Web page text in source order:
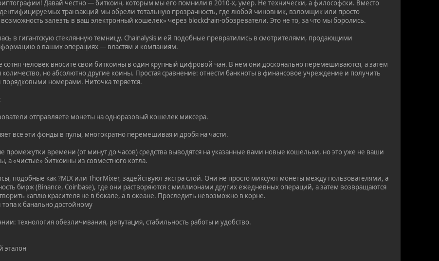
Давай честно — биткоин, которым мы его помнили в 2010-х, умер. Не технически, а философски. Вместо
транзакций мы обрели тотальную прозрачность, где любой чиновник, взломщик или просто
залезть в ваш электронный кошелек» через blockchain-обозреватели. Это не то, за что мы боролись.
в гигантскую стеклянную темницу. Chainalysis и ей подобные превратились в смотрителями, продающими
о ваших операциях — властям и компаниям.
сотня человек вносите свои биткоины в один крупный цифровой чан. В нем они досконально перемешиваются, а затем
количество, но абсолютно другие коины. Простая сравнение: отнести банкноты в финансовое учреждение и получить
номерами. Ниточка теряется.
отправляете монеты на одноразовый кошелек миксера.
все эти фонды в пулы, многократно перемешивая и дробя на части.
промежутки времени (от минут до часов) средства выводятся на указанные вами новые кошельки, но это уже не ваши
а «чистые» биткоины из совместного котла.
подобные как ?MIX или ThorMixer, задействуют экстра слой. Они не просто миксуют монеты между пользователями, а
бирж (Binance, Coinbase), где они растворяются с миллионами других ежедневных операций, а затем возвращаются
каплю красителя не в бокале, а в океане. Проследить невозможно в корне.
к банально достойному
технология обезличивания, репутация, стабильность работы и удобство.
эталон